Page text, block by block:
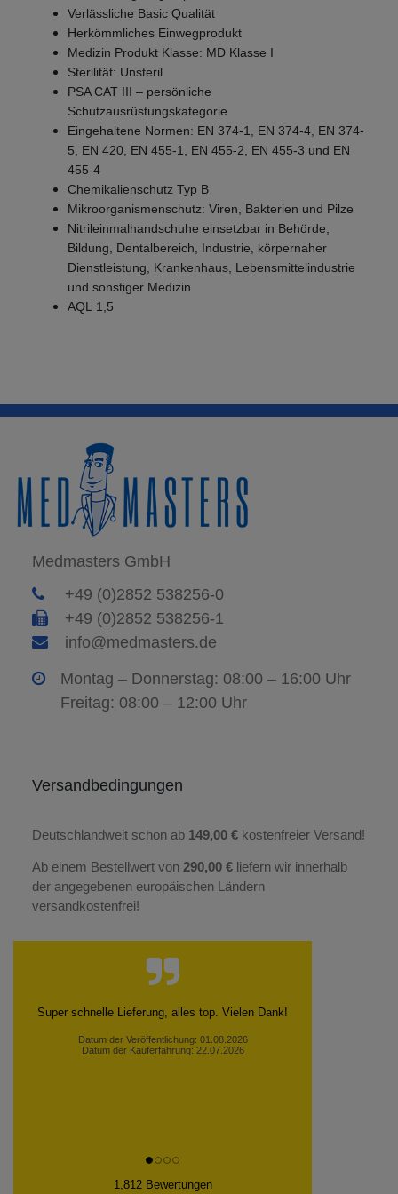
Verlässliche Basic Qualität
Herkömmliches Einwegprodukt
Medizin Produkt Klasse: MD Klasse I
Sterilität: Unsteril
PSA CAT III – persönliche
Schutzausrüstungskategorie
Eingehaltene Normen: EN 374-1, EN 374-4, EN 374-
5, EN 420, EN 455-1, EN 455-2, EN 455-3 und EN
455-4
Chemikalienschutz Typ B
Mikroorganismenschutz: Viren, Bakterien und Pilze
Nitrileinmalhandschuhe einsetzbar in Behörde,
Bildung, Dentalbereich, Industrie, körpernaher
Dienstleistung, Krankenhaus, Lebensmittelindustrie
und sonstiger Medizin
AQL 1,5
Medmasters GmbH
+49 (0)2852 538256-0
+49 (0)2852 538256-1
info@medmasters.de
Montag – Donnerstag: 08:00 – 16:00 Uhr
Freitag: 08:00 – 12:00 Uhr
Versandbedingungen
Deutschlandweit schon ab 149,00 € kostenfreier Versand!
Ab einem Bestellwert von 290,00 € liefern wir innerhalb
der angegebenen europäischen Ländern
versandkostenfrei!
Super schnelle Lieferung, alles top. Vielen Dank!
Datum der Veröffentlichung: 01.08.2026
Datum der Kauferfahrung: 22.07.2026
1,812 Bewertungen